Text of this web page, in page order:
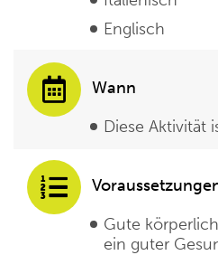
Englisch
Wann
Diese Aktivität
Gute
ein guter